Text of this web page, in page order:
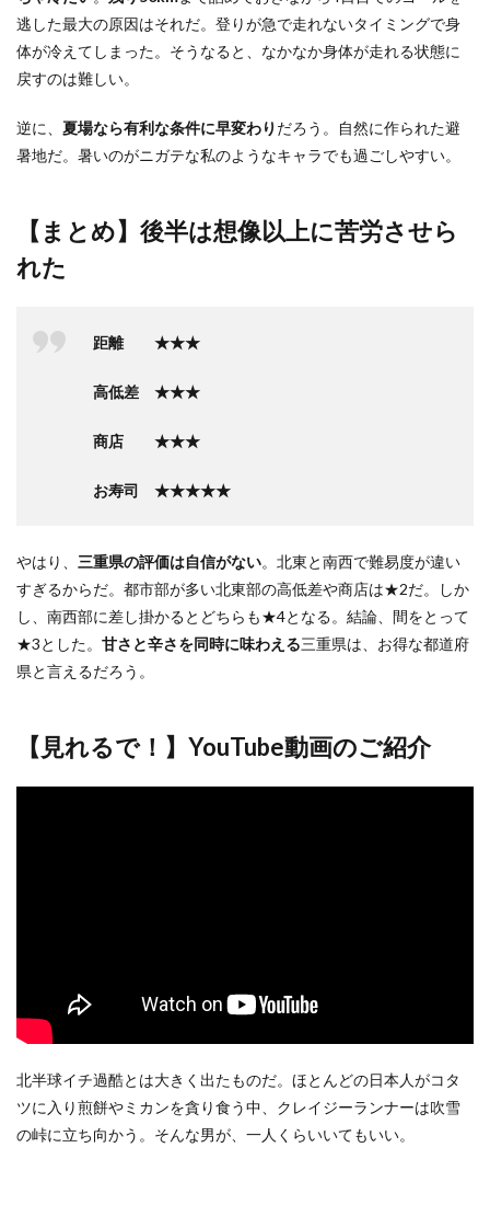
逃した最大の原因はそれだ。登りが急で走れないタイミングで身
体が冷えてしまった。そうなると、なかなか身体が走れる状態に
戻すのは難しい。
逆に、 夏場なら有利な条件に早変わり だろう。自然に作られた避
暑地だ。暑いのがニガテな私のようなキャラでも過ごしやすい。
【まとめ】後半は想像以上に苦労させら
れた
距離 ★★★
高低差 ★★★
商店 ★★★
お寿司 ★★★★★
やはり、 三重県の評価は自信がない。北東と南西で難易度が違い
すぎるからだ。都市部が多い北東部の高低差や商店は★2だ。しか
し、南西部に差し掛かるとどちらも★4となる。結論、間をとって
★3とした。 甘さと辛さを同時に味わえる三重県は、お得な都道府
県と言えるだろう。
【見れるで！】YouTube動画のご紹介
北半球イチ過酷とは大きく出たものだ。ほとんどの日本人がコタ
ツに入り煎餅やミカンを貪り食う中、クレイジーランナーは吹雪
の峠に立ち向かう。そんな男が、一人くらいいてもいい。